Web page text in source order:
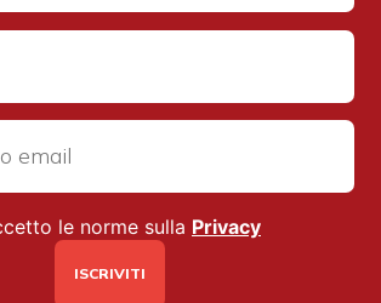
le norme sulla Privacy